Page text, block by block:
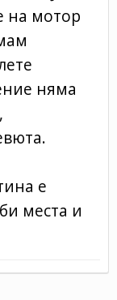
на мотор
няма
е
места и